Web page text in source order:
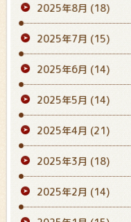
2025年8月 (18)
2025年7月 (15)
2025年6月 (14)
2025年5月 (14)
2025年4月 (21)
2025年3月 (18)
2025年2月 (14)